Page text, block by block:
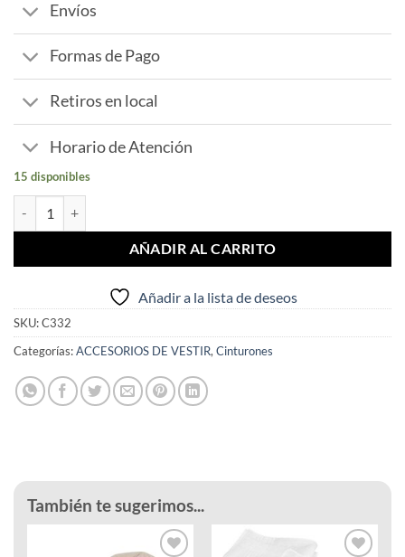
Envíos
Formas de Pago
Retiros en local
Horario de Atención
15 disponibles
AÑADIR AL CARRITO
Añadir a la lista de deseos
SKU:C332
Categorías:ACCESORIOS DE VESTIR, Cinturones
También te sugerimos...